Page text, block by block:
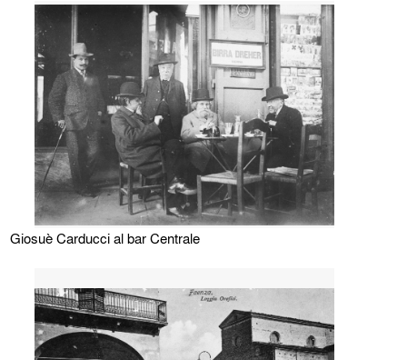
Giosuè Carducci al bar Centrale